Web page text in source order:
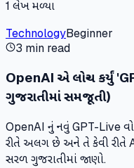
1 લેખ મળ્યા
TechnologyBeginner
3 min read
OpenAI એ લોન્ચ કર્યું
ગુજરાતીમાં સમજૂતી)
OpenAI નું નવું GPT-Live
રીતે અલગ છે અને તે કેવી રીતે
સરળ ગુજરાતીમાં જાણો.